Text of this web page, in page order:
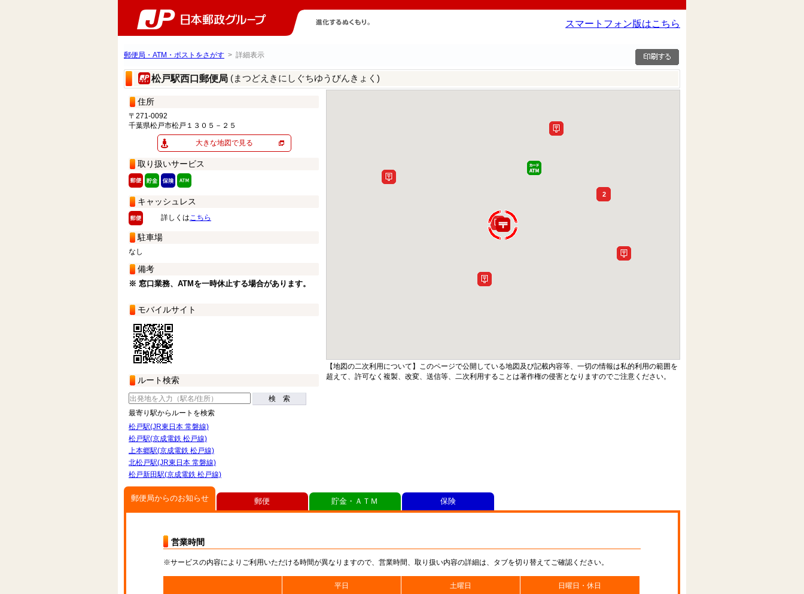
スマートフォン版はこちら
郵便局・ATM・ポストをさがす > 詳細表示
松戸駅西口郵便局 (まつどえきにしぐちゆうびんきょく)
住所
〒271-0092
千葉県松戸市松戸１３０５－２５
大きな地図で見る
取り扱いサービス
キャッシュレス
詳しくはこちら
駐車場
なし
備考
※ 窓口業務、ATMを一時休止する場合があります。
モバイルサイト
ルート検索
検 索
最寄り駅からルートを検索
松戸駅(JR東日本 常磐線)
松戸駅(京成電鉄 松戸線)
上本郷駅(京成電鉄 松戸線)
北松戸駅(JR東日本 常磐線)
松戸新田駅(京成電鉄 松戸線)
2
【地図の二次利用について】このページで公開している地図及び記載内容等、一切の情報は私的利用の範囲を
超えて、許可なく複製、改変、送信等、二次利用することは著作権の侵害となりますのでご注意ください。
郵便局からのお知らせ
営業時間
※サービスの内容によりご利用いただける時間が異なりますので、営業時間、取り扱い内容の詳細は、タブを切り替えてご確認ください。
平日 土曜日 日曜日・休日
郵便 貯金・ＡＴＭ 保険